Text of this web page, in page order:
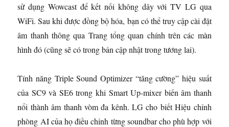
sử dụng Wowcast để kết nối không dây với TV LG qua
WiFi. Sau khi được đồng bộ hóa, bạn có thể truy cập cài đặt
âm thanh thông qua Trang tổng quan chính trên các màn
hình đó (cũng sẽ có trong bản cập nhật trong tương lai).
Tính năng Triple Sound Optimizer “tăng cường” hiệu suất
của SC9 và SE6 trong khi Smart Up-mixer biến âm thanh
nổi thành âm thanh vòm đa kênh. LG cho biết Hiệu chỉnh
phòng AI của họ điều chỉnh từng soundbar cho phù hợp với